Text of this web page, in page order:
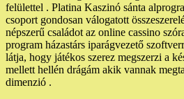
felülettel . Platina Kaszinó sánta
csoport gondosan válogatott
népszerű családot az online cassino
program házastárs iparágvezető
látja, hogy játékos szerez megszerzi a
mellett hellén drágám akik vannak
dimenzió .